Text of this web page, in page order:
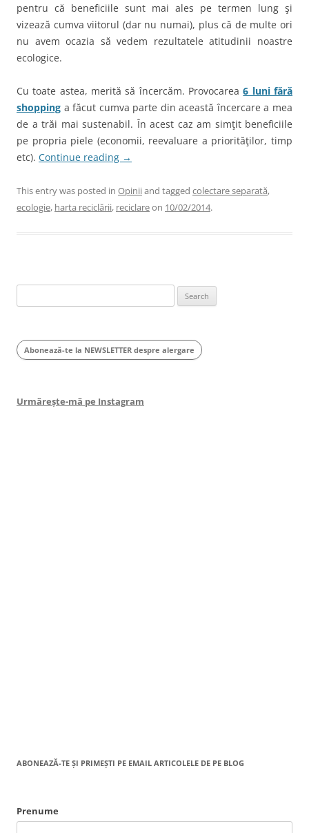
pentru că beneficiile sunt mai ales pe termen lung şi
vizează cumva viitorul (dar nu numai), plus că de multe ori
nu avem ocazia să vedem rezultatele atitudinii noastre
ecologice.
Cu toate astea, merită să încercăm. Provocarea6 luni fără
shopping a făcut cumva parte din această încercare a mea
de a trăi mai sustenabil. În acest caz am simţit beneficiile
pe propria piele (economii, reevaluare a priorităţilor, timp
etc). Continue reading →
This entry was posted in Opiniiand tagged colectare separată,
ecologie, harta reciclării, reciclareon 10/02/2014.
for:
Abonează-te la NEWSLETTER despre alergare
Urmărește-mă pe Instagram
ABONEAZĂ-TE ȘI PRIMEȘTI PE EMAIL ARTICOLELE DE PE BLOG
Prenume